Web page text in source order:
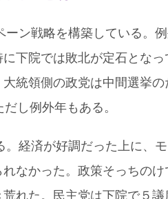
ン戦略を構築している。例
下院では敗北が定石とな
統領側の政党は中間選挙
し例外年もある。
経済が好調だった上に、
なかった。政策そっちの
れた。民主党は下院で５